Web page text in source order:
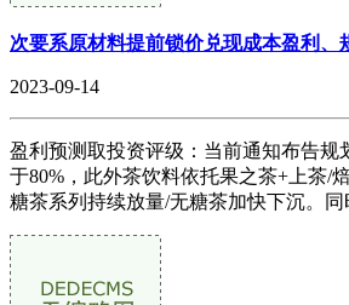
次要系原材料提前锁价兑现成本盈利、
2023-09-14
盈利预测取投资评级：当前通知布告规
于80%，此外茶饮料依托果之茶+上茶/
糖茶系列持续放量/无糖茶加快下沉。同